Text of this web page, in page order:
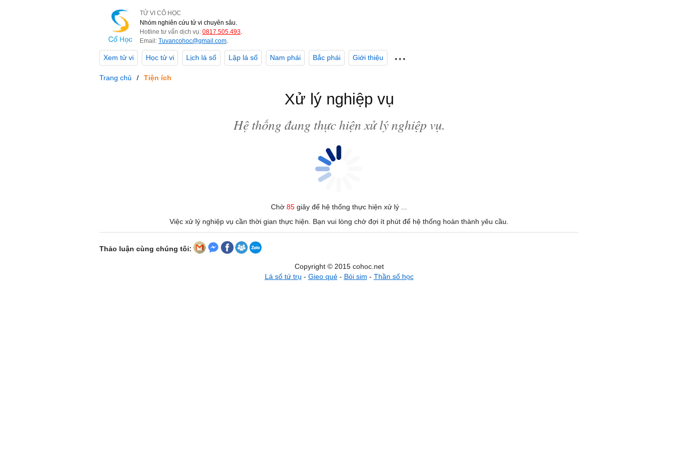
TỬ VI CỔ HỌC
Nhóm nghiên cứu tử vi chuyên sâu.
Hotline tư vấn dịch vụ: 0817.505.493.
Email: Tuvancohoc@gmail.com.
Xem tử vi Học tử vi Lịch lá số Lập lá số Nam phái Bắc phái Giới thiệu
Trang chủ Tiện ích
Xử lý nghiệp vụ
Hệ thống đang thực hiện xử lý nghiệp vụ.
Chờ 85 giây để hệ thống thực hiện xử lý ...
Việc xử lý nghiệp vụ cần thời gian thực hiện. Bạn vui lòng chờ đợi ít phút để hệ thống hoàn thành yêu cầu.
Thảo luận cùng chúng tôi:
Copyright © 2015 cohoc.net
Lá số tứ trụ - Gieo quẻ- Bói sim - Thần số học